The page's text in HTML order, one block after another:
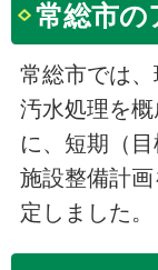
常総市の
常総市では
汚水処理を
に、短期（
施設整備計
定しました。